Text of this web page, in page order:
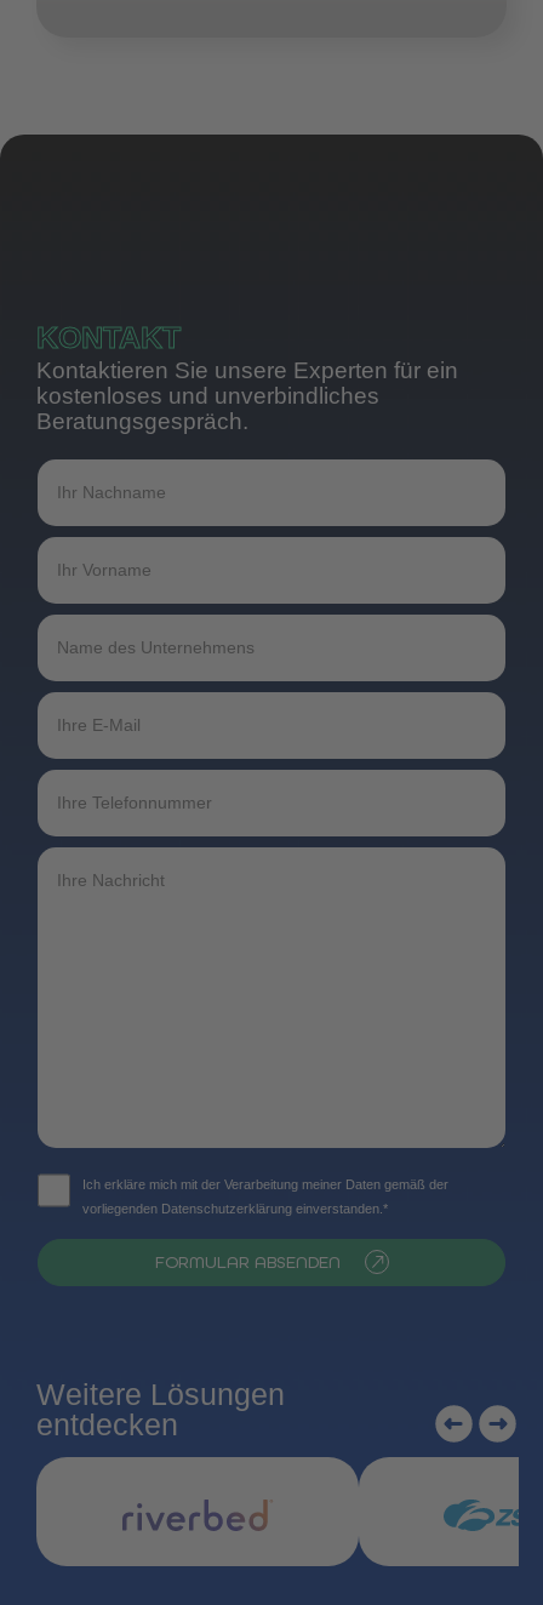
KONTAKT
Kontaktieren Sie unsere Experten für ein
kostenloses und unverbindliches
Beratungsgespräch.
Ich erkläre mich mit der Verarbeitung meiner Daten gemäß der
vorliegenden Datenschutzerklärung einverstanden.*
FORMULAR ABSENDEN
Weitere Lösungen
entdecken